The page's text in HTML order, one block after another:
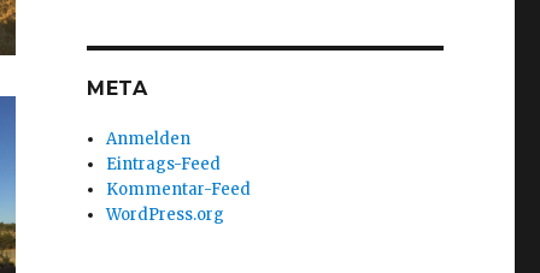
META
Anmelden
Eintrags-Feed
Kommentar-Feed
WordPress.org